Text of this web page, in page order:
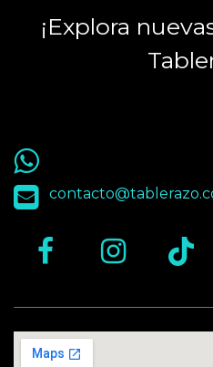
¡Explora
55 9563 4848